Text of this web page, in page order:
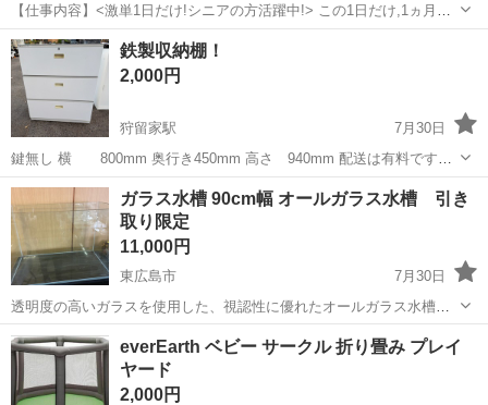
【仕事内容】<激単1日だけ!シニアの方活躍中!> この1日だけ,1ヵ月間
だけ,4時間だけなど あなた優先で自由に決めれます! シニア・60代・
70代の方を 積極的に採用中 たくさんご活躍いただいてます こんなお
仕事をお願いします!...
アルバイト・パート
鉄製収納棚！
2,000円
狩留家駅
7月30日
鍵無し 横 800mm 奥行き450mm 高さ 940mm 配送は有料です
が、ご相談ください。 希望の方は配送場所によって料金が変わるので
まずは住所を教えてください。 安佐北区便利屋として 引越し、草刈
り、お家の整...
広島 広島市 狩留家駅 その他
ガラス水槽 90cm幅 オールガラス水槽 引き
取り限定
11,000円
東広島市
7月30日
透明度の高いガラスを使用した、視認性に優れたオールガラス水槽で
す。 ノークレームノーリターンでお願いします。 引き取り限定。東広
島市 - タイプ: オールガラス水槽
広島 東広島市 水槽
everEarth ベビー サークル 折り畳み プレイ
ヤード
2,000円